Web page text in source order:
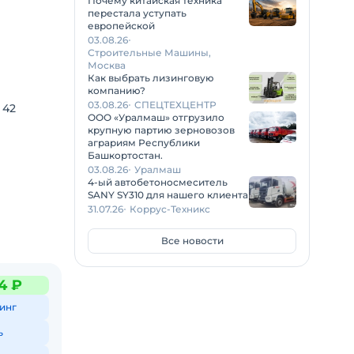
₽
перестала уступать
европейской
03.08.26
Строительные Машины,
Москва
Как выбрать лизинговую
компанию?
03.08.26 СПЕЦТЕХЦЕНТР
ООО «Уралмаш» отгрузило
крупную партию зерновозов
аграриям Республики
Башкортостан.
03.08.26 Уралмаш
4-ый автобетоносмеситель
SANY SY310 для нашего клиента
31.07.26 Коррус-Техникс
Все новости